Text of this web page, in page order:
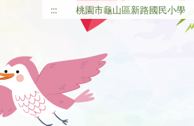
::: 桃園市龜山區新路國民小學